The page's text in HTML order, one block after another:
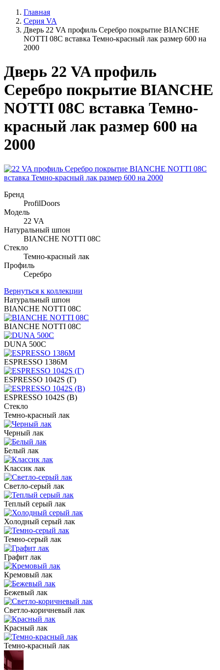
Главная
Серия VA
Дверь 22 VA профиль Серебро покрытие BIANCHE
NOTTI 08C вставка Темно-красный лак размер 600 на
2000
Дверь 22 VA профиль
Серебро покрытие BIANCHE
NOTTI 08C вставка Темно-
красный лак размер 600 на
2000
Бренд
ProfilDoors
Модель
22 VA
Натуральный шпон
BIANCHE NOTTI 08C
Стекло
Темно-красный лак
Профиль
Серебро
Вернуться к коллекции
Натуральный шпон
BIANCHE NOTTI 08C
BIANCHE NOTTI 08C
DUNA 500C
ESPRESSO 1386M
ESPRESSO 1042S (Г)
ESPRESSO 1042S (В)
Стекло
Темно-красный лак
Черный лак
Белый лак
Классик лак
Светло-серый лак
Теплый серый лак
Холодный серый лак
Темно-серый лак
Графит лак
Кремовый лак
Бежевый лак
Светло-коричневый лак
Красный лак
Темно-красный лак